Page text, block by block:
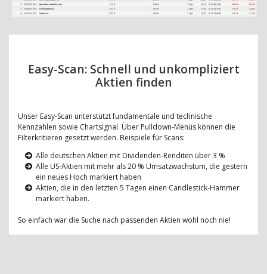
Easy-Scan: Schnell und unkompliziert
Aktien finden
Unser Easy-Scan unterstützt fundamentale und technische
Kennzahlen sowie Chartsignal. Über Pulldown-Menüs können die
Filterkritieren gesetzt werden. Beispiele für Scans:
Alle deutschen Aktien mit Dividenden-Renditen über 3 %
Alle US-Aktien mit mehr als 20 % Umsatzwachstum, die gestern
ein neues Hoch markiert haben
Aktien, die in den letzten 5 Tagen einen Candlestick-Hammer
markiert haben.
So einfach war die Suche nach passenden Aktien wohl noch nie!